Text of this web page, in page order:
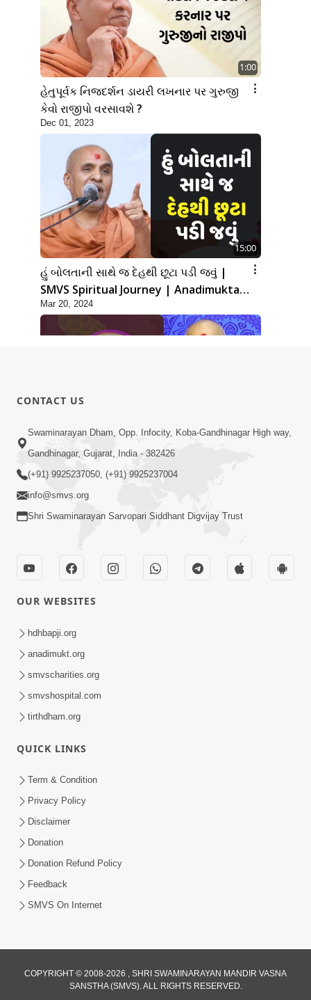
1:00
હેતુપૂર્વક નિજદર્શન ડાયરી લખનાર પર ગુરુજી
કેવો રાજીપો વરસાવશે ?
Dec 01, 2023
15:00
હું બોલતાની સાથે જ દેહથી છૂટા પડી જવું |
SMVS Spiritual Journey | Anadimukta
Gyan
Mar 20, 2024
17:00
હું કોણ છું ? ભાગ 1 | SMVS Spiritual
Journey | Anadimukta Gyan
હર્ષ-શોક, સુખ-દુખનું કારણ દેહભાવ | SMVS
Spiritual Journey | Anadimukta Gyan
હરિ નવમીએ આટલું દ્રઢ કરી દઈએ તો બેડો પાર
Swaninarayan | SMVS | 2023
Mar 27, 2023
CONTACT US
Swaminarayan Dham, Opp. Infocity, Koba-Gandhinagar High way,
Gandhinagar, Gujarat, India - 382426
(+91) 9925237050, (+91) 9925237004
info@smvs.org
Shri Swaminarayan Sarvopari Siddhant Digvijay Trust
OUR WEBSITES
hdhbapji.org
anadimukt.org
smvscharities.org
smvshospital.com
tirthdham.org
QUICK LINKS
Term & Condition
Privacy Policy
Disclaimer
Donation
Donation Refund Policy
Feedback
SMVS On Internet
COPYRIGHT © 2008-2026 , SHRI SWAMINARAYAN MANDIR VASNA
SANSTHA (SMVS). ALL RIGHTS RESERVED.